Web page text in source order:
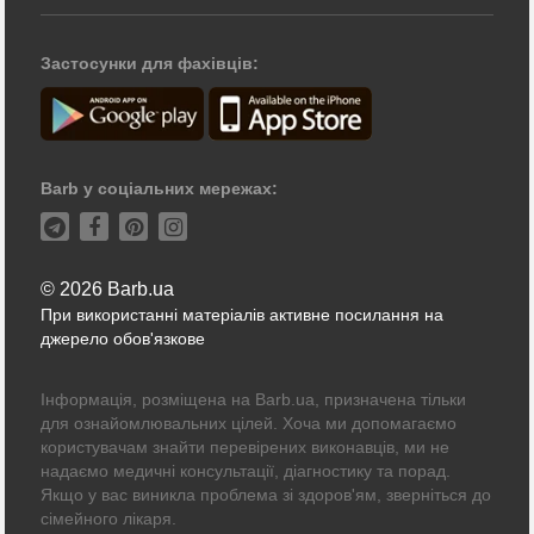
Застосунки для фахівців:
Barb у соціальних мережах:
© 2026 Barb.ua
При використанні матеріалів активне посилання на
джерело обов'язкове
Інформація, розміщена на Barb.ua, призначена тільки
для ознайомлювальних цілей. Хоча ми допомагаємо
користувачам знайти перевірених виконавців, ми не
надаємо медичні консультації, діагностику та порад.
Якщо у вас виникла проблема зі здоров'ям, зверніться до
сімейного лікаря.